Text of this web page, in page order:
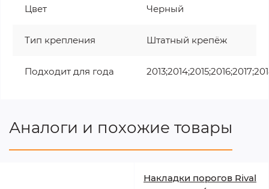
Цвет Черный
Тип крепления Штатный крепёж
Подходит для года
Аналоги и похожие товары
Накладки порогов Rival